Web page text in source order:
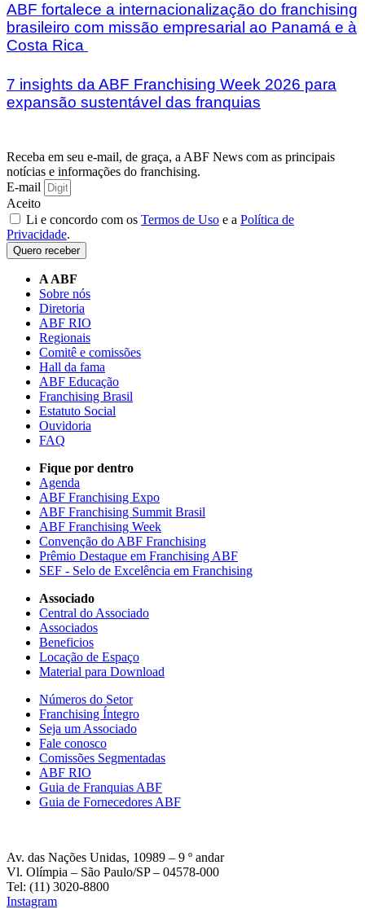
ABF fortalece a internacionalização do franchising
brasileiro com missão empresarial ao Panamá e à
Costa Rica
7 insights da ABF Franchising Week 2026 para
expansão sustentável das franquias
Receba em seu e-mail, de graça, a ABF News com as principais
notícias e informações do franchising.
E-mail
Aceito
Li e concordo com os Termos de Uso e a Política de
Privacidade.
Quero receber
A ABF
Sobre nós
Diretoria
ABF RIO
Regionais
Comitê e comissões
Hall da fama
ABF Educação
Franchising Brasil
Estatuto Social
Ouvidoria
FAQ
Fique por dentro
Agenda
ABF Franchising Expo
ABF Franchising Summit Brasil
ABF Franchising Week
Convenção do ABF Franchising
Prêmio Destaque em Franchising ABF
SEF - Selo de Excelência em Franchising
Associado
Central do Associado
Associados
Beneficios
Locação de Espaço
Material para Download
Números do Setor
Franchising Íntegro
Seja um Associado
Fale conosco
Comissões Segmentadas
ABF RIO
Guia de Franquias ABF
Guia de Fornecedores ABF
Av. das Nações Unidas, 10989 – 9 º andar
Vl. Olímpia – São Paulo/SP – 04578-000
Tel: (11) 3020-8800
Instagram